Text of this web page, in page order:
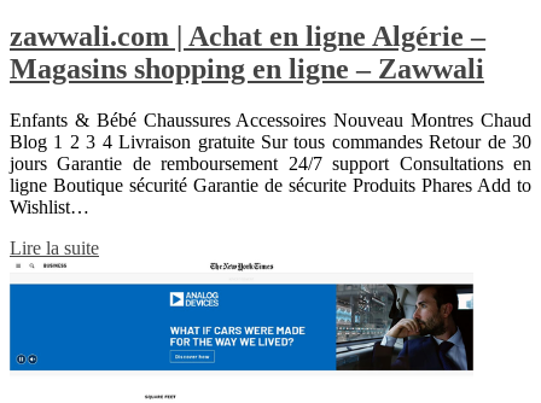
zawwali.com | Achat en ligne Algérie –
Magasins shopping en ligne – Zawwali
Enfants & Bébé Chaussures Accessoires Nouveau Montres Chaud
Blog 1 2 3 4 Livraison gratuite Sur tous commandes Retour de 30
jours Garantie de remboursement 24/7 support Consultations en
ligne Boutique sécurité Garantie de sécurite Produits Phares Add to
Wishlist…
Lire la suite